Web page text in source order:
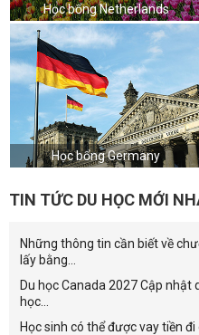
Học bổng Netherlands
Học bổng Germany
TIN TỨC DU HỌC MỚI
Những thông tin cần biết về
lấy bằng...
Du học Canada 2027 Cập nhật
học...
Học sinh có thể được vay tiền